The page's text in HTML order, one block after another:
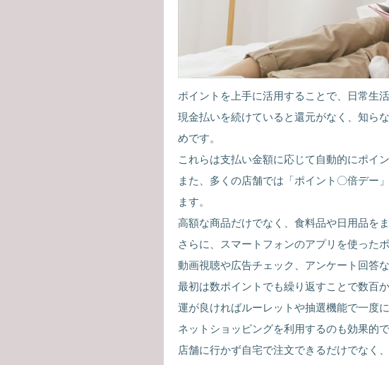
ポイントを上手に活用することで、日常生
現金払いを続けていると還元がなく、知ら
めです。
これらは支払い金額に応じて自動的にポイ
また、多くの店舗では「ポイント〇倍デー
ます。
高額な商品だけでなく、食料品や日用品を
さらに、スマートフォンのアプリを使った
動画視聴や広告チェック、アンケート回答
最初は数ポイントでも繰り返すことで数百
運が良ければルーレットや抽選機能で一度
ネットショッピングを利用するのも効果的で
店舗に行かず自宅で注文できるだけでなく